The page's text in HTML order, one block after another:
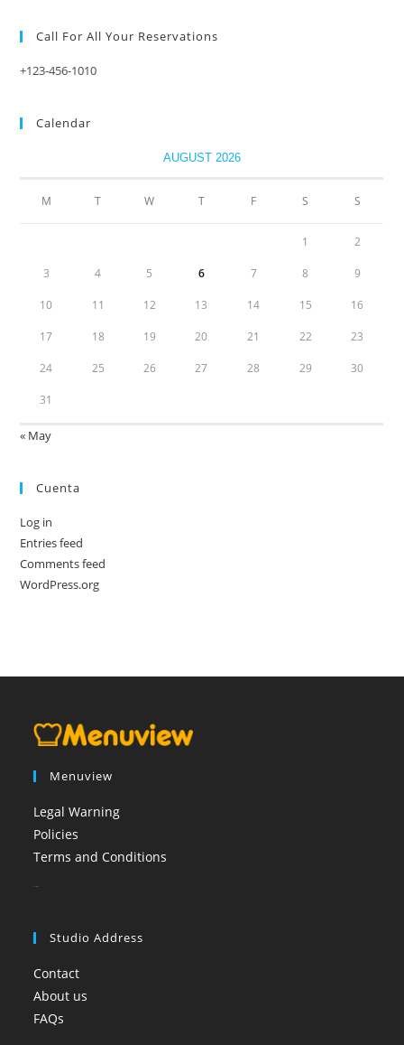
Call For All Your​ Reservations
+123-456-1010
Calendar
AUGUST 2026
M T W T F S S
1 2
3 4 5 6 7 8 9
10 11 12 13 14 15 16
17 18 19 20 21 22 23
24 25 26 27 28 29 30
31
« May
Cuenta
Log in
Entries feed
Comments feed
WordPress.org
Menuview
Legal Warning
Policies
Terms and Conditions
Studio Address
Contact
About us
FAQs